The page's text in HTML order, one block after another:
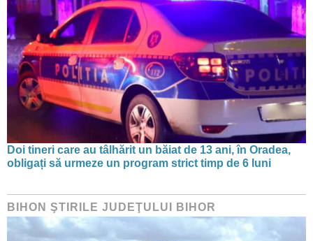
Doi tineri care au tâlhărit un băiat de 13 ani, în Oradea,
obligați să urmeze un program strict timp de 6 luni
BIHON ŞTIRILE JUDEŢULUI BIHOR